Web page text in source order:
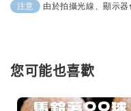
注意 由於拍攝光線、顯示器
您可能也喜歡